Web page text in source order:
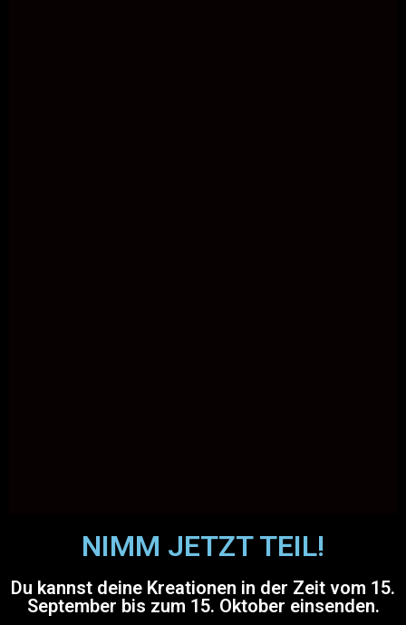
NIMM JETZT TEIL!
Du kannst deine Kreationen in der Zeit vom 15.
September bis zum 15. Oktober einsenden.